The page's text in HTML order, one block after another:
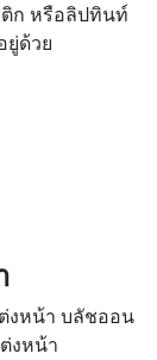
ก หรือลิปทินท์
ด้วย
งหน้า บลัชออน
งหน้า